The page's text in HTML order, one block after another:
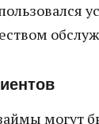
могут